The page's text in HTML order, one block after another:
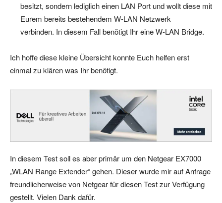
besitzt, sondern lediglich einen LAN Port und wollt diese mit
Eurem bereits bestehendem W-LAN Netzwerk
verbinden. In diesem Fall benötigt Ihr eine W-LAN Bridge.
Ich hoffe diese kleine Übersicht konnte Euch helfen erst
einmal zu klären was Ihr benötigt.
In diesem Test soll es aber primär um den Netgear EX7000
„WLAN Range Extender“ gehen. Dieser wurde mir auf Anfrage
freundlicherweise von Netgear für diesen Test zur Verfügung
gestellt. Vielen Dank dafür.